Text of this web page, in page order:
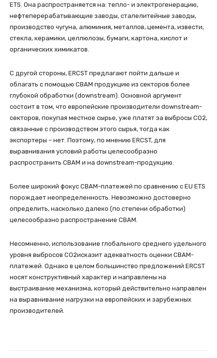
ETS. Она распространяется на: тепло- и электрогенерацию,
нефтеперерабатывающие заводы, сталелитейные заводы,
производство чугуна, алюминия, металлов, цемента, извести,
стекла, керамики, целлюлозы, бумаги, картона, кислот и
органических химикатов.
С другой стороны, ERCST предлагают пойти дальше и
облагать с помощью СВАМ продукцию из секторов более
глубокой обработки (downstream). Основной аргумент
состоит в том, что европейские производители downstream-
секторов, покупая местное сырье, уже платят за выбросы СО2,
связанные с производством этого сырья, тогда как
экспортеры – нет. Поэтому, по мнению ERCST, для
выравнивания условий работы целесообразно
распространить СВАМ и на downstream-продукцию.
Более широкий фокус СВАМ-платежей по сравнению с EU ETS
порождает неопределенность. Невозможно достоверно
определить, насколько далеко (по степени обработки)
целесообразно распространение СВАМ.
Несомненно, использование глобального среднего удельного
уровня выбросов СО2исказит адекватность оценки СВАМ-
платежей. Однако в целом большинство предложений ERCST
носят конструктивный характер и направлены на
выстраивание механизма, который действительно направлен
на выравнивание нагрузки на европейских и зарубежных
производителей.